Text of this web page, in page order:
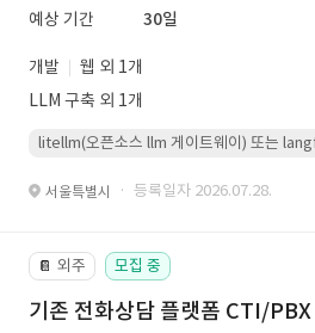
예상 기간
30일
개발
웹 외 1개
LLM 구축 외 1개
litellm(오픈소스 llm 게이트웨이) 또는
서울특별시 · 등록일자 2026.07.28.
📔 외주 모집 중
기존 전화상담 플랫폼 CTI/